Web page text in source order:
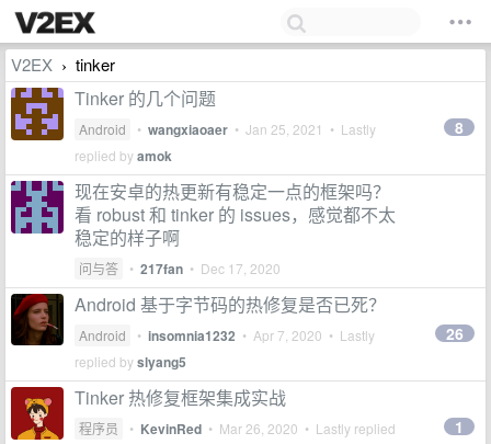
V2EX › tinker
Tinker 的几个问题
Android • wangxiaoaer • Jan 25, 2021 • Lastly
replied byamok
8
现在安卓的热更新有稳定一点的框架吗？
看 robust 和 tinker 的 issues，感觉都不太
稳定的样子啊
问与答 • 217fan • Dec 17, 2020
Android 基于字节码的热修复是否已死？
Android • insomnia1232 • Apr 7, 2020 • Lastly
replied byslyang5
26
Tinker 热修复框架集成实战
程序员 • KevinRed • Mar 26, 2020 • Lastly replied
1